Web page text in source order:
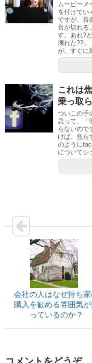
ムービーメ
を付けてい
ですが、音
音が切れる
す。あれ?
壊れた??」
が、すぐに
これは
乗っ取
ついこの手
思って、「
らないので
けば、焦ら
のように
についてシ
会社の人はなぜ持ち
購入を勧める雰囲気
っているのか？